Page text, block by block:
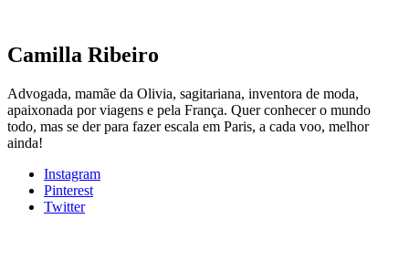
Camilla Ribeiro
Advogada, mamãe da Olivia, sagitariana, inventora de moda,
apaixonada por viagens e pela França. Quer conhecer o mundo
todo, mas se der para fazer escala em Paris, a cada voo, melhor
ainda!
Instagram
Pinterest
Twitter